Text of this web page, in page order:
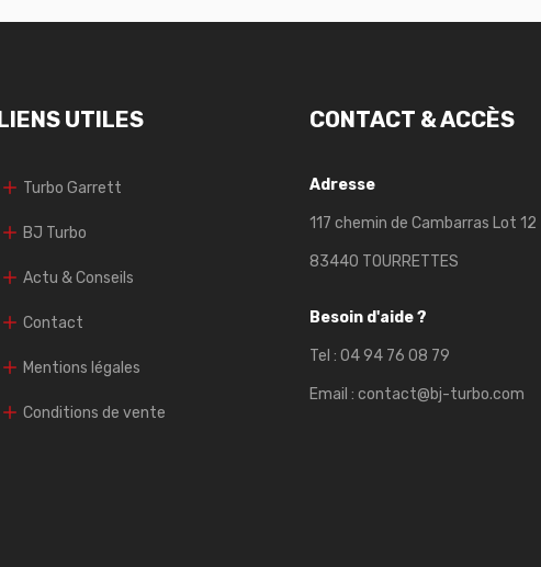
LIENS UTILES
Turbo Garrett
BJ Turbo
Actu & Conseils
Contact
Mentions légales
Conditions de vente
CONTACT & ACCÈS
Adresse
117 chemin de Cambarras Lot 12
83440 TOURRETTES
Besoin d'aide ?
Tel : 04 94 76 08 79
Email : contact@bj-turbo.com